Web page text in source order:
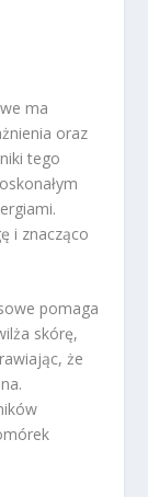
ma
oraz
tego
i znacząco
pomaga
skórę,
że